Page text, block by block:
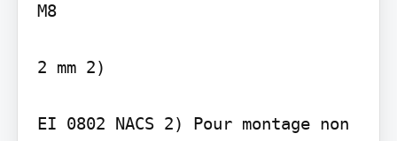
M8
2 mm 2)
EI 0802 NACS 2) Pour montage non